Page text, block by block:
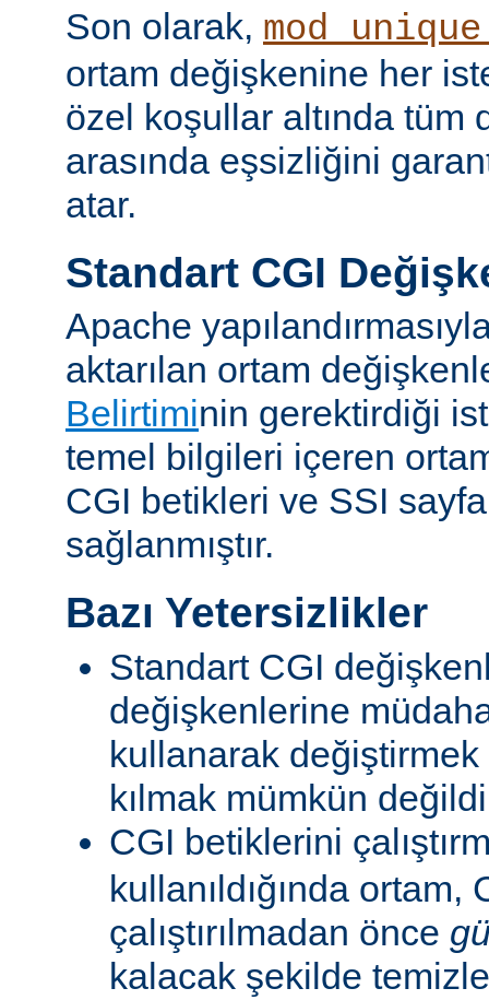
Son olarak,
ortam değişkenine her
özel koşullar altında tüm
arasında eşsizliğini
atar.
Standart CGI
Apache
aktarılan ortam
Belirtiminin gerektirdiği
temel bilgileri içeren
CGI betikleri ve SSI
sağlanmıştır.
Bazı Yetersizlikler
Standart CGI
değişkenlerine
kullanarak
kılmak mümkün
CGI betiklerini
kullanıldığında ortam,
çalıştırılmadan önce
kalacak şekilde